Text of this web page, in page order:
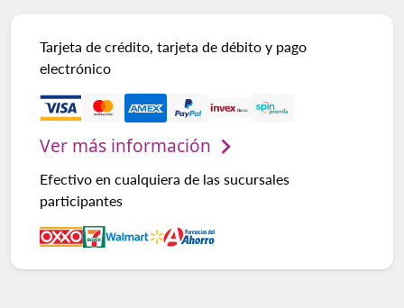
Tarjeta de crédito, tarjeta de débito y pago
electrónico
Ver más información
Efectivo en cualquiera de las sucursales
participantes